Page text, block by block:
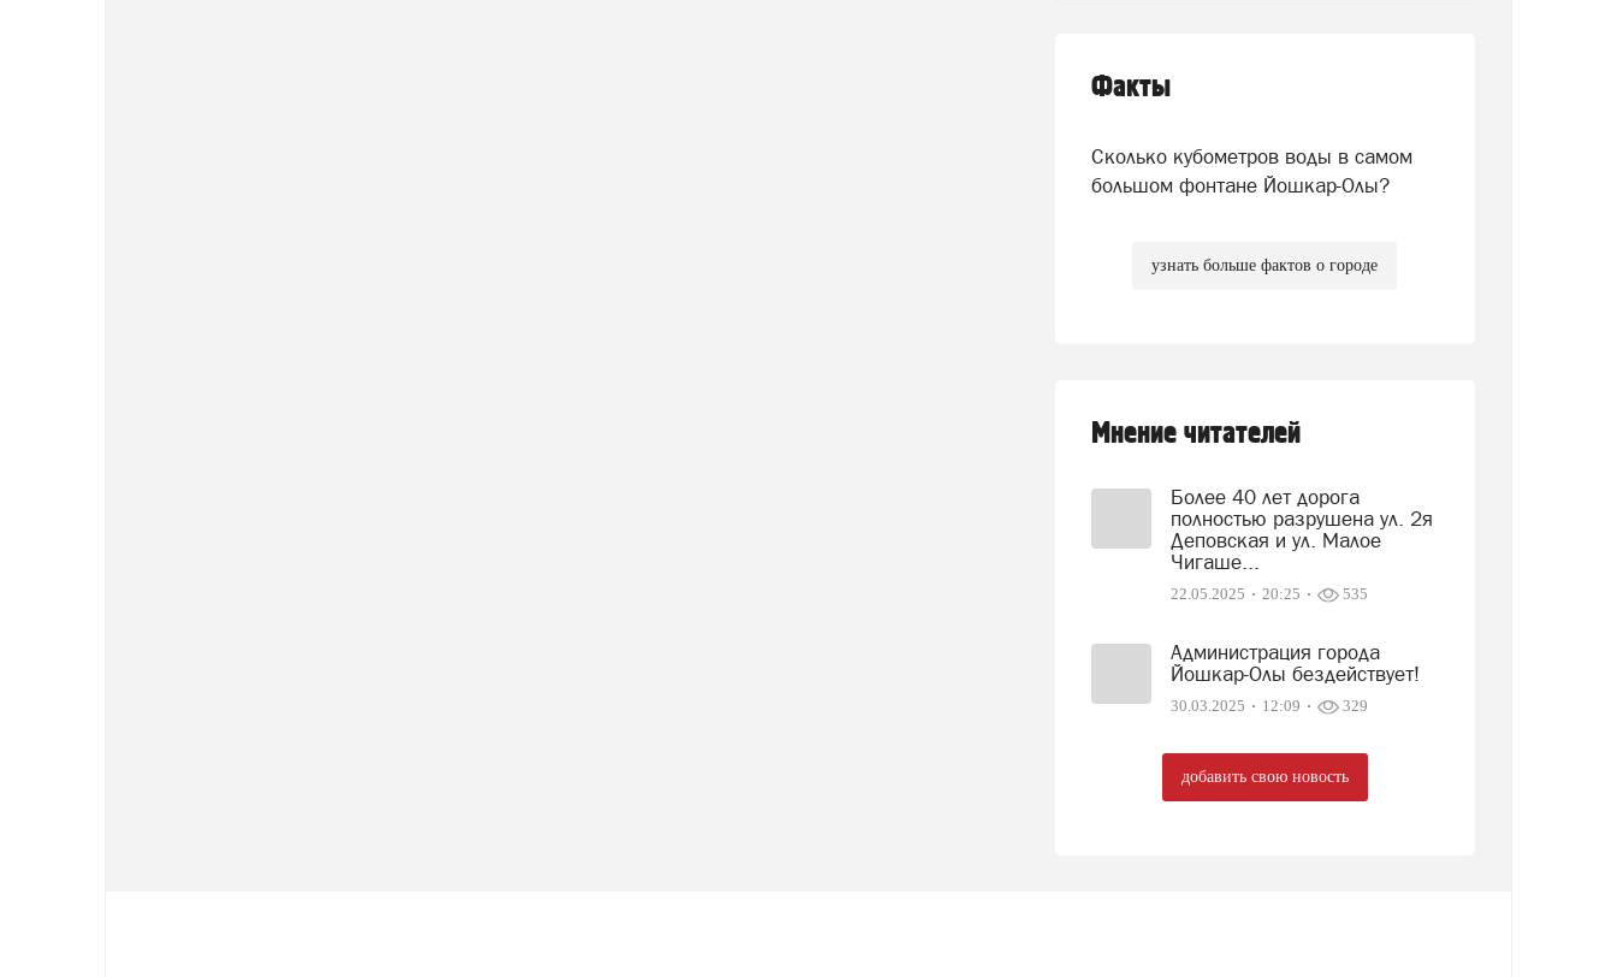
Факты
Сколько кубометров воды в самом
большом фонтане Йошкар-Олы?
узнать больше фактов о городе
Мнение читателей
Более 40 лет дорога
полностью разрушена ул. 2я
Деповская и ул. Малое
Чигаше...
22.05.2025 20:25 535
Администрация города
Йошкар-Олы бездействует!
30.03.2025 12:09 329
добавить свою новость